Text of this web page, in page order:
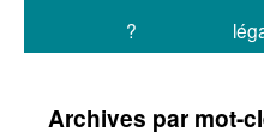
?
Archives par mot-